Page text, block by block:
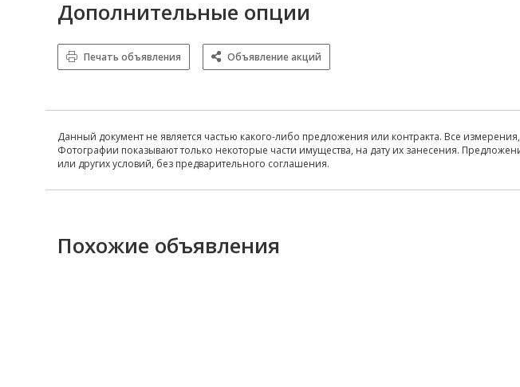
Дополнительные опции
Печать объявления Объявление акций
Данный документ не является частью какого-либо предложения или контракта. Все
Фотографии показывают только некоторые части имущества, на дату их занесения.
или других условий, без предварительного соглашения.
Похожие объявления